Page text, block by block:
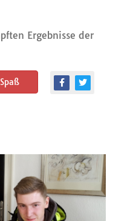
Ergebnisse der